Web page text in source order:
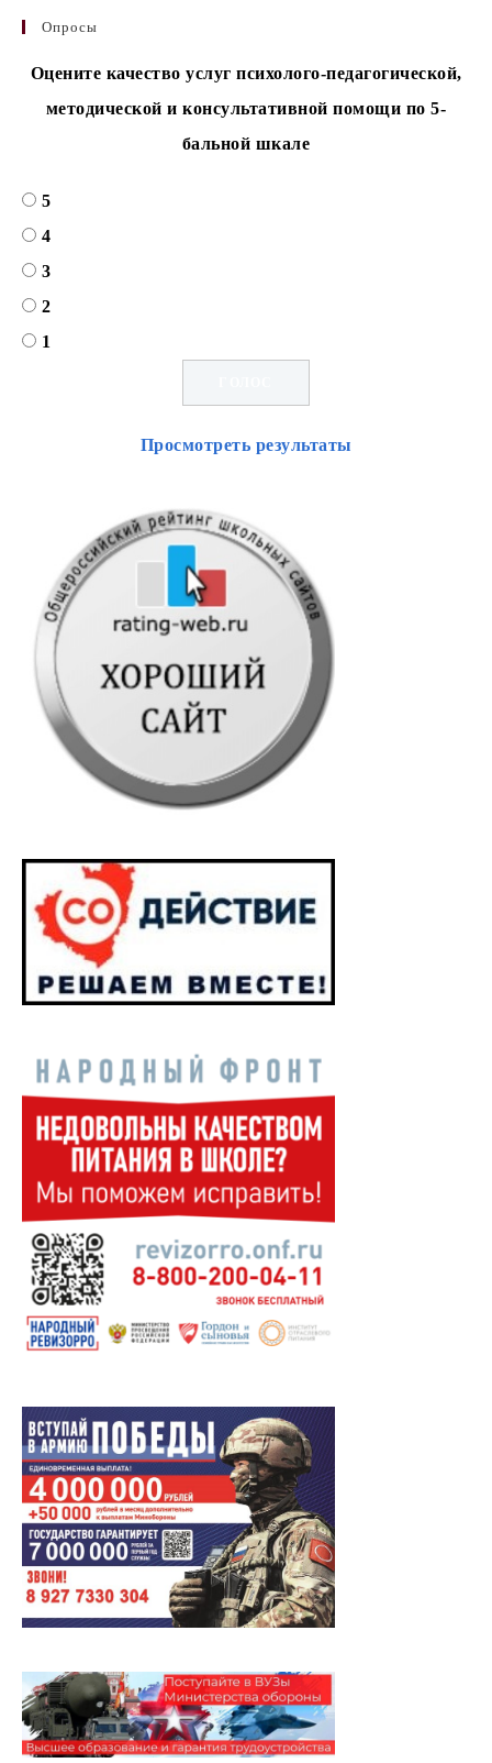
Опросы
Оцените качество услуг психолого-педагогической,
методической и консультативной помощи по 5-
бальной шкале
5
4
3
2
1
Просмотреть результаты